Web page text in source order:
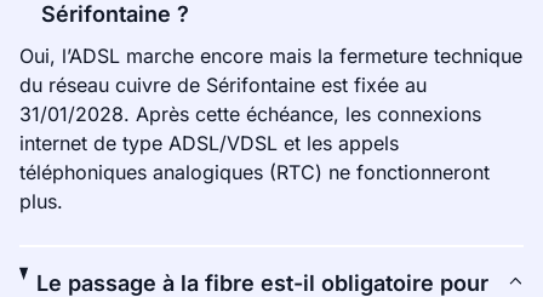
Sérifontaine ?
Oui, l’ADSL marche encore mais la fermeture technique
du réseau cuivre de Sérifontaine est fixée au
31/01/2028. Après cette échéance, les connexions
internet de type ADSL/VDSL et les appels
téléphoniques analogiques (RTC) ne fonctionneront
plus.
Le passage à la fibre est-il obligatoire pour